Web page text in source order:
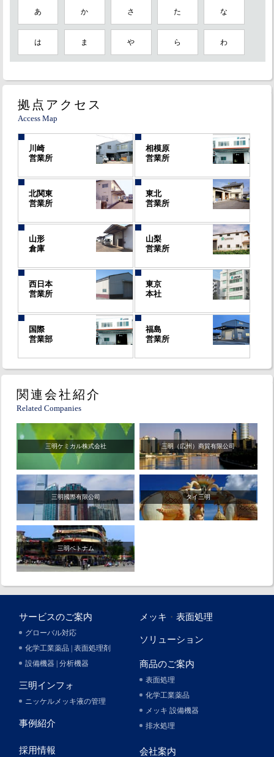
あ か さ た な
は ま や ら わ
拠点アクセス
Access Map
川崎
営業所
相模原
営業所
北関東
営業所
東北
営業所
山形
倉庫
山梨
営業所
西日本
営業所
東京
本社
国際
営業部
福島
営業所
関連会社紹介
Related Companies
三明ケミカル株式会社 三明（広州）商貿有限公司
三明國際有限公司 タイ三明
三明ベトナム
メッキ ・表面処理
サービスのご案内
グローバル対応
化学工業薬品 | 表面処理剤
設備機器 | 分析機器
ソリューション
商品のご案内
表面処理
化学工業薬品
メッキ 設備機器
排水処理
三明インフォ
ニッケルメッキ液の管理
事例紹介
採用情報 会社案内